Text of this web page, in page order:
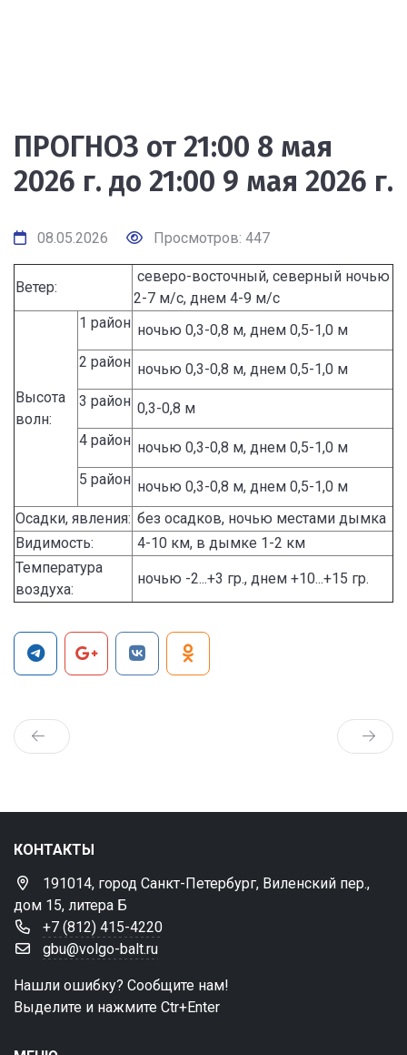
ПРОГНОЗ от 21:00 8 мая
2026 г. до 21:00 9 мая 2026 г.
08.05.2026 Просмотров: 447
Ветер:
северо-восточный, северный ночью
2-7 м/с, днем 4-9 м/с
Высота
волн:
1 район ночью 0,3-0,8 м, днем 0,5-1,0 м
2 район ночью 0,3-0,8 м, днем 0,5-1,0 м
3 район 0,3-0,8 м
4 район ночью 0,3-0,8 м, днем 0,5-1,0 м
5 район ночью 0,3-0,8 м, днем 0,5-1,0 м
Осадки, явления: без осадков, ночью местами дымка
Видимость:
4-10 км, в дымке 1-2 км
Температура
воздуха:
ночью -2...+3 гр., днем +10...+15 гр.
КОНТАКТЫ
191014, город Санкт-Петербург, Виленский пер.,
дом 15, литера Б
+7 (812) 415-4220
gbu@volgo-balt.ru
Нашли ошибку? Сообщите нам!
Выделите и нажмите Ctr+Enter